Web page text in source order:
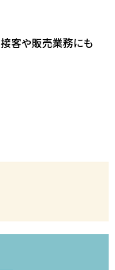
接客や販売業務にも